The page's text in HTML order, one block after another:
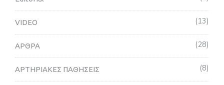
VIDEO 13
ΑΡΘΡΑ 28
ΑΡΤΗΡΙΑΚΕΣ ΠΑΘΗΣΕΙΣ 8